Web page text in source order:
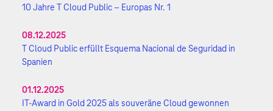
10 Jahre T Cloud Public – Europas Nr. 1
08.12.2025
T Cloud Public erfüllt Esquema Nacional de Seguridad in
Spanien
01.12.2025
IT-Award in Gold 2025 als souveräne Cloud gewonnen